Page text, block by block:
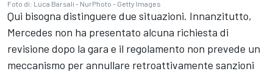
Foto di: Luca Barsali - NurPhoto - Getty Images
Qui bisogna distinguere due situazioni. Innanzitutto,
Mercedes non ha presentato alcuna richiesta di
revisione dopo la gara e il regolamento non prevede un
meccanismo per annullare retroattivamente sanzioni